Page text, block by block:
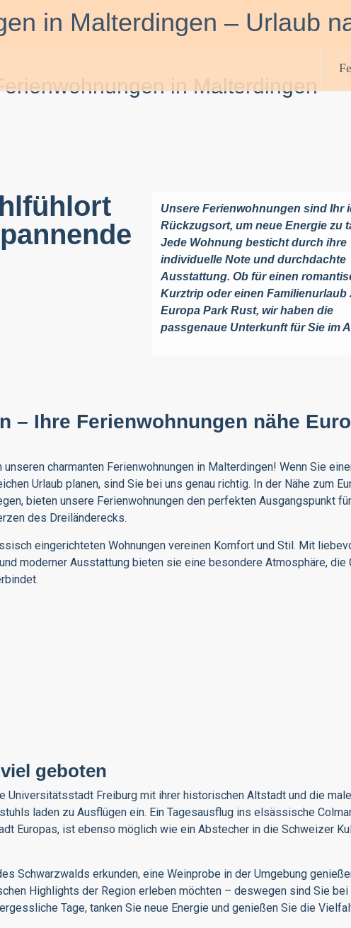
in Malterdingen – Urlaub
in Malterdingen
Unsere Ferienwohnungen sind Ihr
Rückzugsort, um neue Energie zu
Jede Wohnung besticht durch ihre
individuelle Note und durchdachte
Ausstattung. Ob für einen
Kurztrip oder einen Familienurlaub
Europa Park Rust, wir haben die
passgenaue Unterkunft für Sie im
– Ihre Ferienwohnungen nähe
charmanten Ferienwohnungen in Malterdingen! Wenn Sie
Urlaub planen, sind Sie bei uns genau richtig. In der Nähe zum
bieten unsere Ferienwohnungen den perfekten Ausgangspunkt
des Dreiländerecks.
eingerichteten Wohnungen vereinen Komfort und Stil. Mit
moderner Ausstattung bieten sie eine besondere Atmosphäre, die
geboten
Universitätsstadt Freiburg mit ihrer historischen Altstadt und die
laden zu Ausflügen ein. Ein Tagesausflug ins elsässische
Europas, ist ebenso möglich wie ein Abstecher in die Schweizer
Schwarzwalds erkunden, eine Weinprobe in der Umgebung
Highlights der Region erleben möchten – deswegen sind Sie bei
Tage, tanken Sie neue Energie und genießen Sie die